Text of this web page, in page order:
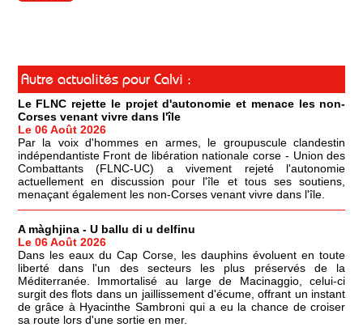
Autre actualités pour Calvi :
Le FLNC rejette le projet d'autonomie et menace les non-
Corses venant vivre dans l'île
Le 06 Août 2026
Par la voix d'hommes en armes, le groupuscule clandestin
indépendantiste Front de libération nationale corse - Union des
Combattants (FLNC-UC) a vivement rejeté l'autonomie
actuellement en discussion pour l'île et tous ses soutiens,
menaçant également les non-Corses venant vivre dans l'île.
A màghjina - U ballu di u delfinu
Le 06 Août 2026
Dans les eaux du Cap Corse, les dauphins évoluent en toute
liberté dans l'un des secteurs les plus préservés de la
Méditerranée. Immortalisé au large de Macinaggio, celui-ci
surgit des flots dans un jaillissement d'écume, offrant un instant
de grâce à Hyacinthe Sambroni qui a eu la chance de croiser
sa route lors d'une sortie en mer.